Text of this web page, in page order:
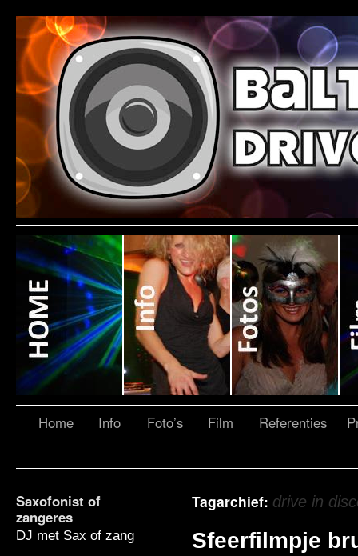
Home Info Foto’s Film Referenties
Saxofonist of
zangeres
DJ met Sax of zang
Tagarchief: drive in
Sfeerfilmpje